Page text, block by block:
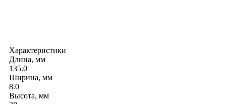
Характеристики
Длина, мм
135.0
Ширина, мм
8.0
Высота, мм